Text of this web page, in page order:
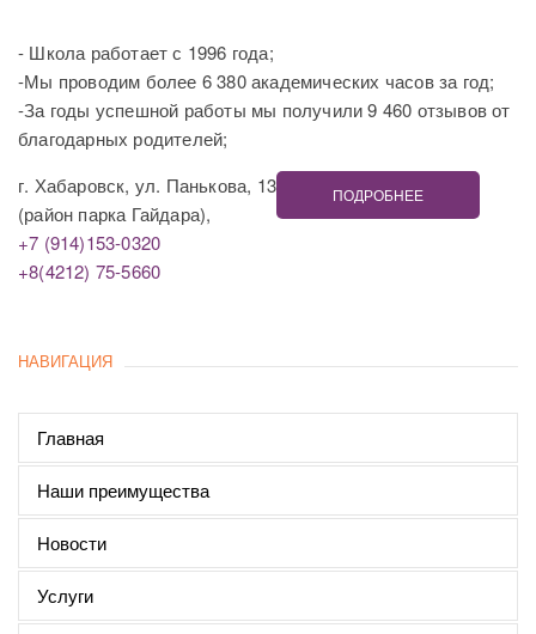
- Школа работает с 1996 года;
-Мы проводим более 6 380 академических часов за год;
-За годы успешной работы мы получили 9 460 отзывов от
благодарных родителей;
г. Хабаровск, ул. Панькова, 13
(район парка Гайдара),
+7 (914)153-0320
+8(4212) 75-5660
ПОДРОБНЕЕ
НАВИГАЦИЯ
Главная
Наши преимущества
Новости
Услуги